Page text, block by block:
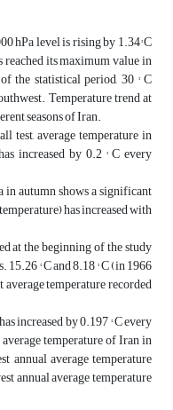
hPa level is rising by 1.34° C
its maximum value in
the statistical period, 30 ° C
Temperature trend at
seasons of Iran.
test, average temperature in
increased by 0.2 ° C every
in autumn shows a significant
has increased with
at the beginning of the study
° C and 8.18 ° C (in 1966
temperature recorded
increased by 0.197 ° C every
temperature of Iran in
annual average temperature
annual average temperature